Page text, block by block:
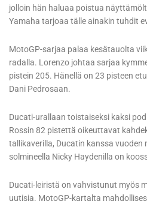
jolloin hän haluaa poistua
Yamaha tarjoaa tälle ainakin tuhdit
MotoGP-sarjaa palaa kesätauolta
radalla. Lorenzo johtaa sarjaa
pistein 205. Hänellä on 23 pisteen
Dani Pedrosaan.
Ducati-urallaan toistaiseksi kaksi
Rossin 82 pistettä oikeuttavat
tallikaverilla, Ducatin kanssa
solmineella Nicky Haydenilla on
Ducati-leiristä on vahvistunut myös
uutisia. MotoGP-kartalta